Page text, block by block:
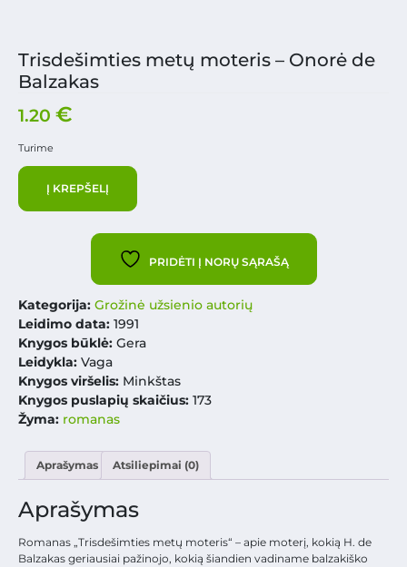
Trisdešimties metų moteris – Onorė de
Balzakas
1.20 €
Turime
Į KREPŠELĮ
PRIDĖTI Į NORŲ SĄRAŠĄ
Kategorija: Grožinė užsienio autorių
Leidimo data: 1991
Knygos būklė: Gera
Leidykla: Vaga
Knygos viršelis: Minkštas
Knygos puslapių skaičius: 173
Žyma: romanas
Aprašymas Atsiliepimai (0)
Aprašymas
Romanas „Trisdešimties metų moteris“ – apie moterį, kokią H. de
Balzakas geriausiai pažinojo, kokią šiandien vadiname balzakiško